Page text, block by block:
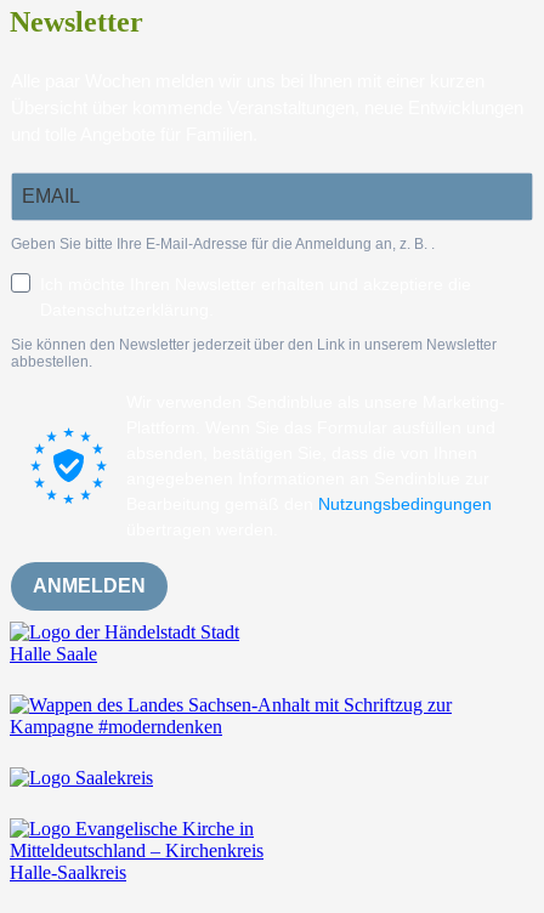
Newsletter
Geben Sie bitte Ihre E-Mail-Adresse für die Anmeldung an, z. B.
Sie können den Newsletter jederzeit über den Link in unserem Newsletter
abbestellen.
Nutzungsbedingungen
ANMELDEN